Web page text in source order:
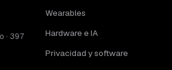
· 397
Wearables
Hardware e IA
Privacidad y software